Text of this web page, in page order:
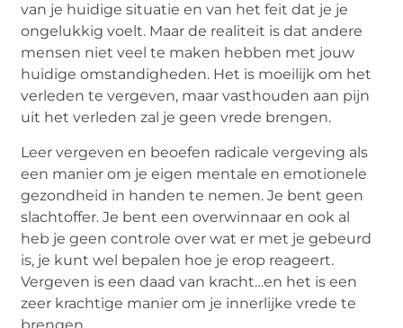
van je huidige situatie en van het feit dat je je
ongelukkig voelt. Maar de realiteit is dat andere
mensen niet veel te maken hebben met jouw
huidige omstandigheden. Het is moeilijk om het
verleden te vergeven, maar vasthouden aan pijn
uit het verleden zal je geen vrede brengen.
Leer vergeven en beoefen radicale vergeving als
een manier om je eigen mentale en emotionele
gezondheid in handen te nemen. Je bent geen
slachtoffer. Je bent een overwinnaar en ook al
heb je geen controle over wat er met je gebeurd
is, je kunt wel bepalen hoe je erop reageert.
Vergeven is een daad van kracht…en het is een
zeer krachtige manier om je innerlijke vrede te